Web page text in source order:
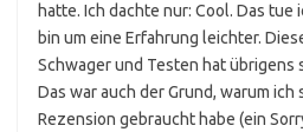
hatte. Ich dachte nur: Cool. Das
bin um eine Erfahrung leichter.
Schwager und Testen hat übrigens
Das war auch der Grund, warum ich
Rezension gebraucht habe (ein